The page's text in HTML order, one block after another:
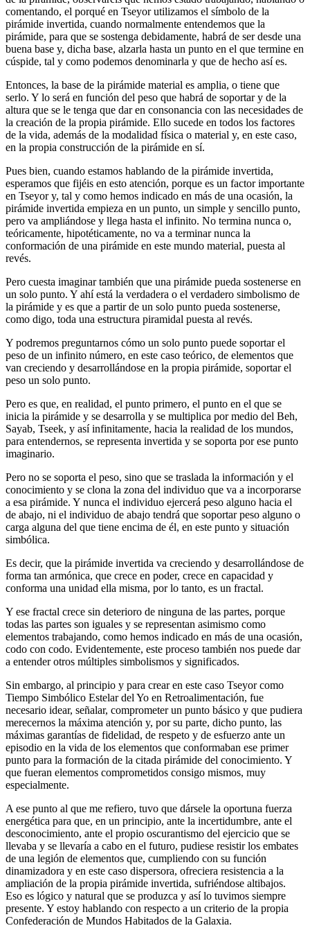
comentando, el porqué en Tseyor utilizamos el símbolo de la
pirámide invertida, cuando normalmente entendemos que la
pirámide, para que se sostenga debidamente, habrá de ser desde una
buena base y, dicha base, alzarla hasta un punto en el que termine en
cúspide, tal y como podemos denominarla y que de hecho así es.
Entonces, la base de la pirámide material es amplia, o tiene que
serlo. Y lo será en función del peso que habrá de soportar y de la
altura que se le tenga que dar en consonancia con las necesidades de
la creación de la propia pirámide. Ello sucede en todos los factores
de la vida, además de la modalidad física o material y, en este caso,
en la propia construcción de la pirámide en sí.
Pues bien, cuando estamos hablando de la pirámide invertida,
esperamos que fijéis en esto atención, porque es un factor importante
en Tseyor y, tal y como hemos indicado en más de una ocasión, la
pirámide invertida empieza en un punto, un simple y sencillo punto,
pero va ampliándose y llega hasta el infinito. No termina nunca o,
teóricamente, hipotéticamente, no va a terminar nunca la
conformación de una pirámide en este mundo material, puesta al
revés.
Pero cuesta imaginar también que una pirámide pueda sostenerse en
un solo punto. Y ahí está la verdadera o el verdadero simbolismo de
la pirámide y es que a partir de un solo punto pueda sostenerse,
como digo, toda una estructura piramidal puesta al revés.
Y podremos preguntarnos cómo un solo punto puede soportar el
peso de un infinito número, en este caso teórico, de elementos que
van creciendo y desarrollándose en la propia pirámide, soportar el
peso un solo punto.
Pero es que, en realidad, el punto primero, el punto en el que se
inicia la pirámide y se desarrolla y se multiplica por medio del Beh,
Sayab, Tseek, y así infinitamente, hacia la realidad de los mundos,
para entendernos, se representa invertida y se soporta por ese punto
imaginario.
Pero no se soporta el peso, sino que se traslada la información y el
conocimiento y se clona la zona del individuo que va a incorporarse
a esa pirámide. Y nunca el individuo ejercerá peso alguno hacia el
de abajo, ni el individuo de abajo tendrá que soportar peso alguno o
carga alguna del que tiene encima de él, en este punto y situación
simbólica.
Es decir, que la pirámide invertida va creciendo y desarrollándose de
forma tan armónica, que crece en poder, crece en capacidad y
conforma una unidad ella misma, por lo tanto, es un fractal.
Y ese fractal crece sin deterioro de ninguna de las partes, porque
todas las partes son iguales y se representan asimismo como
elementos trabajando, como hemos indicado en más de una ocasión,
codo con codo. Evidentemente, este proceso también nos puede dar
a entender otros múltiples simbolismos y significados.
Sin embargo, al principio y para crear en este caso Tseyor como
Tiempo Simbólico Estelar del Yo en Retroalimentación, fue
necesario idear, señalar, comprometer un punto básico y que pudiera
merecernos la máxima atención y, por su parte, dicho punto, las
máximas garantías de fidelidad, de respeto y de esfuerzo ante un
episodio en la vida de los elementos que conformaban ese primer
punto para la formación de la citada pirámide del conocimiento. Y
que fueran elementos comprometidos consigo mismos, muy
especialmente.
A ese punto al que me refiero, tuvo que dársele la oportuna fuerza
energética para que, en un principio, ante la incertidumbre, ante el
desconocimiento, ante el propio oscurantismo del ejercicio que se
llevaba y se llevaría a cabo en el futuro, pudiese resistir los embates
de una legión de elementos que, cumpliendo con su función
dinamizadora y en este caso dispersora, ofreciera resistencia a la
ampliación de la propia pirámide invertida, sufriéndose altibajos.
Eso es lógico y natural que se produzca y así lo tuvimos siempre
presente. Y estoy hablando con respecto a un criterio de la propia
Confederación de Mundos Habitados de la Galaxia.